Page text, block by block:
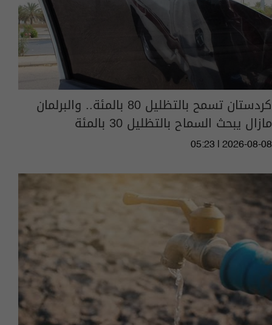
كردستان تسمح بالتظليل 80 بالمئة.. والبرلمان
مازال يبحث السماح بالتظليل 30 بالمئة
05:23 | 2026-08-08